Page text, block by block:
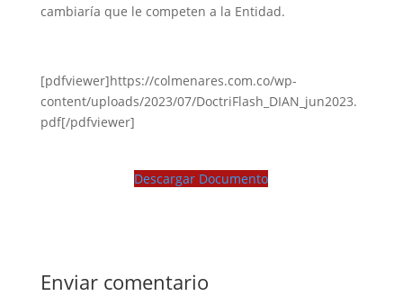
cambiaría que le competen a la Entidad.
[pdfviewer]https://colmenares.com.co/wp-
content/uploads/2023/07/DoctriFlash_DIAN_jun2023.
pdf[/pdfviewer]
Descargar Documento
Enviar comentario